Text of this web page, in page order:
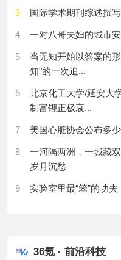
木材仿生酶反应器实
气候阈值模型解锁生
第五届控制工程与机
第七届能源电力与自
19
探访“子午工程”最南
离层的秘密
20
研究人员搭建臭氧诱
平台
研究人员研发木质素
22
第二届航空航天、信
24 老年性聋复杂聆听障
3 国际学术期刊综述撰
4 一对八哥夫妇的城市
5
当无知开始以答案的
知"的一次追...
6
北京化工大学/延安大
制富锂正极衰...
7 美国心脏协会公布多
8
一河隔两洲，一城藏
岁月沉愁
9 实验室里最“笨”的功
12
16—18世纪意大利植
36氪 · 前沿科技